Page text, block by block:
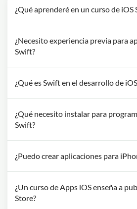
¿Qué aprenderé en un curso de iOS
¿Necesito experiencia previa para
Swift?
¿Qué es Swift en el desarrollo de
¿Qué necesito instalar para
Swift?
¿Puedo crear aplicaciones para
¿Un curso de Apps iOS enseña a
Store?